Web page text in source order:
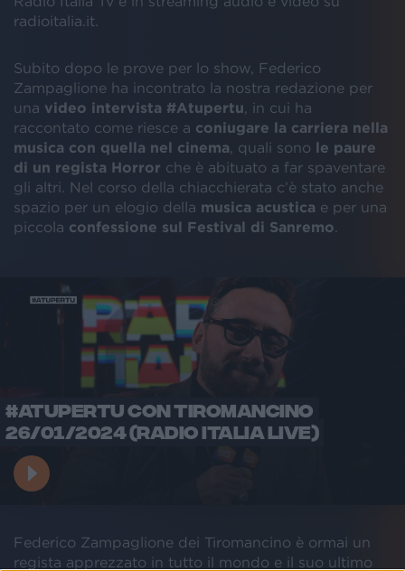
radioitalia.it.
Subito dopo le prove per lo show, Federico
Zampaglione ha incontrato la nostra redazione per
una video intervista #Atupertu , in cui ha
raccontato come riesce a coniugare la carriera nella
musica con quella nel cinema , quali sono le paure
di un regista Horror che è abituato a far spaventare
gli altri. Nel corso della chiacchierata c’è stato anche
spazio per un elogio della musica acustica e per una
piccola confessione sul Festival di Sanremo
#ATUPERTU CON TIROMANCINO
26/01/2024 (RADIO ITALIA LIVE)
Federico Zampaglione dei Tiromancino è ormai un
regista apprezzato in tutto il mondo e il suo ultimo